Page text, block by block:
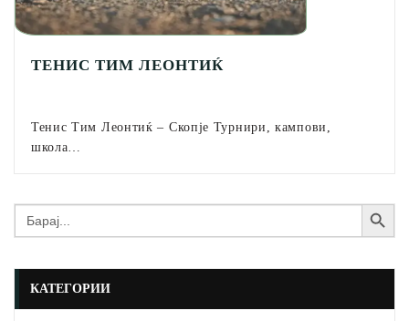
ТЕНИС ТИМ ЛЕОНТИЌ
Тенис Тим Леонтиќ – Скопје Турнири, кампови,
школа…
Search
for:
Search Button
КАТЕГОРИИ